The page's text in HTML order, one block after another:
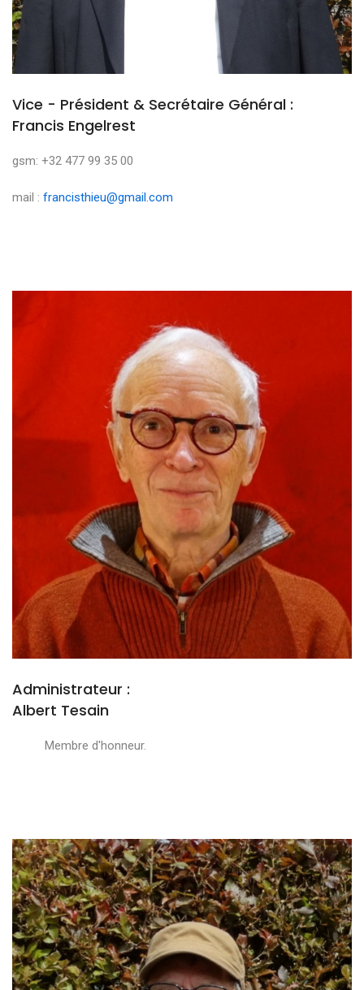
Vice - Président & Secrétaire Général :
Francis Engelrest
gsm: +32 477 99 35 00
mail : francisthieu@gmail.com
Administrateur :
Albert Tesain
Membre d'honneur.